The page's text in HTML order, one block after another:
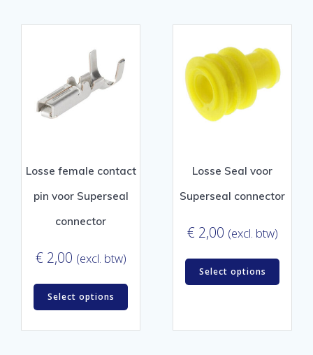
Losse female contact
pin voor Superseal
connector
€ 2,00 (excl. btw)
Select options
Losse Seal voor
Superseal connector
€ 2,00 (excl. btw)
Select options